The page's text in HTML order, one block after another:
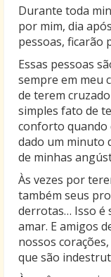
Durante toda
por mim, dia
pessoas, ficarão
Essas pessoas
sempre em meu
de terem
simples fato de
conforto quando
dado um minuto
de minhas
Às vezes por
também seus
derrotas… Isso é
amar. E amigos
nossos
que são